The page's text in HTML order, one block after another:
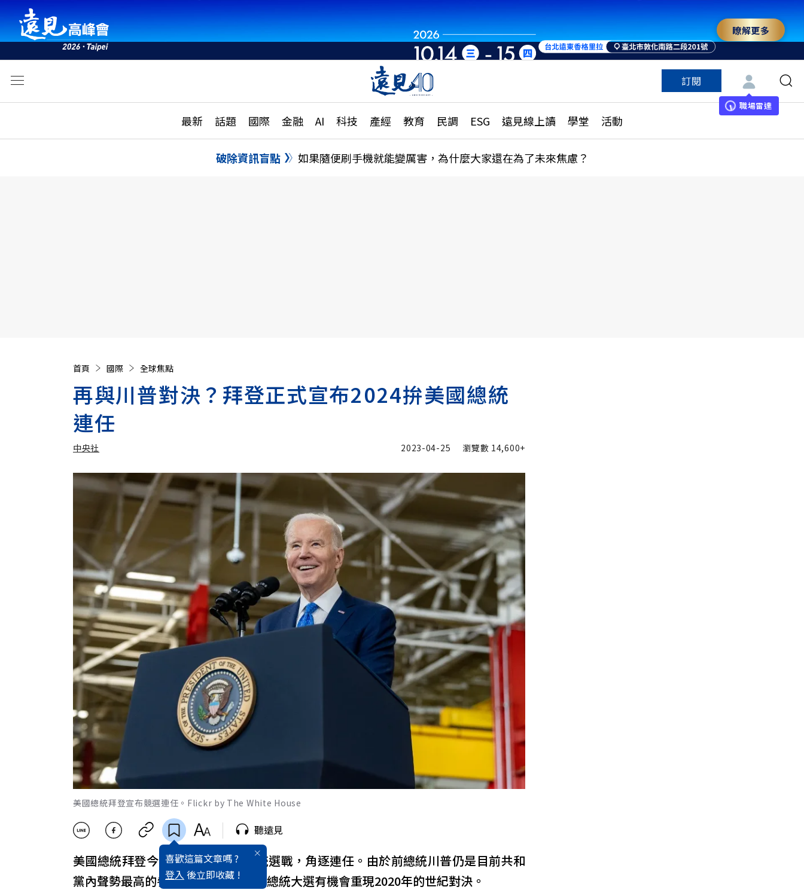
瞭解更多
訂閱
職場雷達
最新 話題 國際 金融 AI 科技 產經 教育 民調 ESG 遠見線上讀 學堂 活動
活動
話題
國際
特輯
大學升學、職涯攻略
縣市施政調查全解析
更多訂閱方案
特色頻道
破除資訊盲點 如果隨便刷手機就能變厲害，為什麼大家還在為了未來焦慮？
首頁 國際 全球焦點
再與川普對決？拜登正式宣布2024拚美國總統
連任
中央社
中央社 加入追蹤
2023-04-25 瀏覽數 14,600+
美國總統拜登宣布競選連任。Flickr by The White House
喜歡這篇文章嗎 ?
登入 後立即收藏 !
聽遠見
美國總統拜登今天正式宣布投入總統選戰，角逐連任。由於前總統川普仍是目前共和
黨內聲勢最高的參選人，2024年美國總統大選有機會重現2020年的世紀對決。